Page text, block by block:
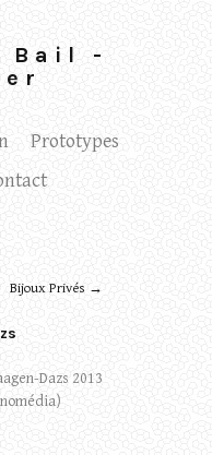
Bail -
Prototypes
Bijoux Privés →
Dazs 2013